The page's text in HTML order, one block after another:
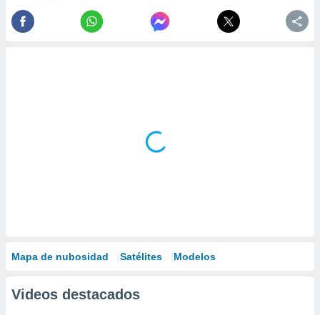
Mapa de nubosidad Satélites Modelos
Videos destacados